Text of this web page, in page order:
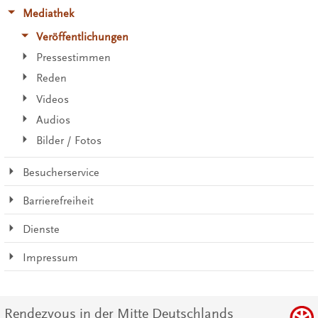
Mediathek
Veröffentlichungen
Pressestimmen
Reden
Videos
Audios
Bilder / Fotos
Besucherservice
Barrierefreiheit
Dienste
Impressum
Rendezvous in der Mitte Deutschlands